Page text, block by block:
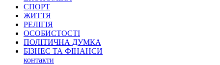
СПОРТ
ЖИТТЯ
РЕЛІГІЯ
ОСОБИСТОСТІ
ПОЛІТИЧНА ДУМКА
БІЗНЕС ТА ФІНАНСИ
контакти